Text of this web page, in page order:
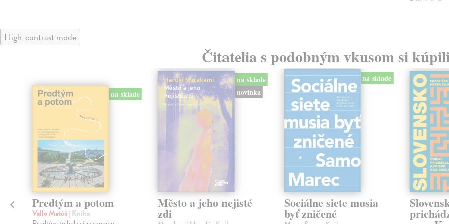
High-contrast mode
Čitatelia s podobným vkusom si
na sklade
Predtým a potom
Vallo Matúš| Kniha
na sklade
novinka
Město a jeho nejisté
zdi
na sklade
Sociálne siete musia
byť zničené